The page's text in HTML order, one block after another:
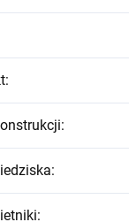
:
:
:
: